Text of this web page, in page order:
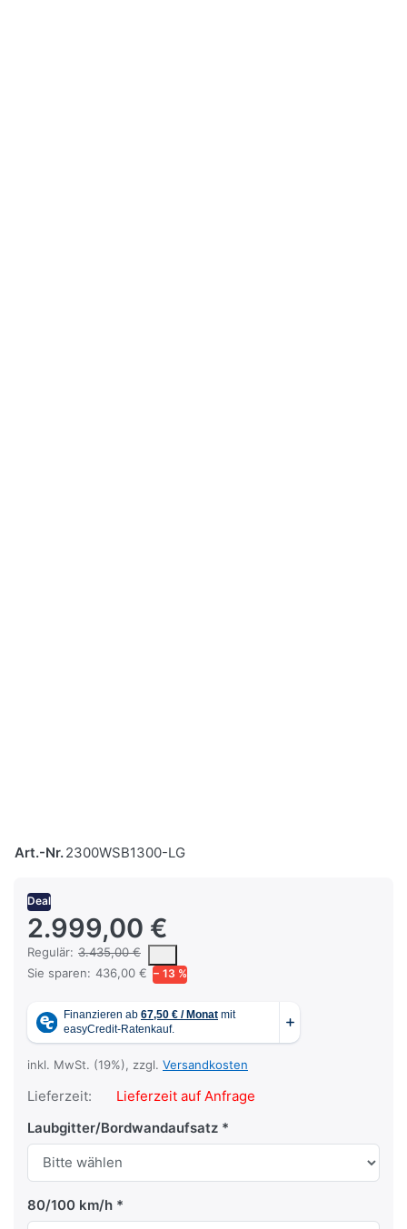
Art.-Nr.2300WSB1300-LG
Deal
2.999,00 €
Regulär: 3.435,00 €
Es handelt sich um den mittleren Verkaufspreis, den Kunden für
Sie sparen: 436,00 € − 13 %
inkl. MwSt. (19%), zzgl. Versandkosten
Lieferzeit:
Lieferzeit auf Anfrage
Laubgitter/Bordwandaufsatz
80/100 km/h